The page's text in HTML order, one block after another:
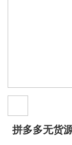
拼多多无货